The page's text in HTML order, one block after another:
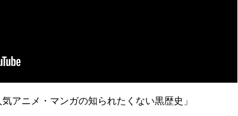
アニメ・マンガの知られたくない黒歴史」